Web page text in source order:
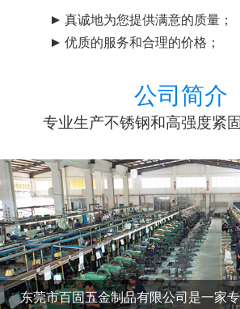
真诚地为您提供满意的质量；
优质的服务和合理的价格；
公司简介
专业生产不锈钢和高强度紧
东莞市百固五金制品有限公司是一家